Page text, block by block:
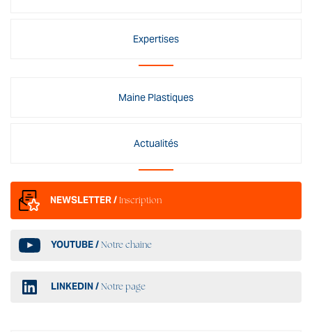
Expertises
Maine Plastiques
Actualités
NEWSLETTER / Inscription
YOUTUBE /Notre chaîne
LINKEDIN /Notre page